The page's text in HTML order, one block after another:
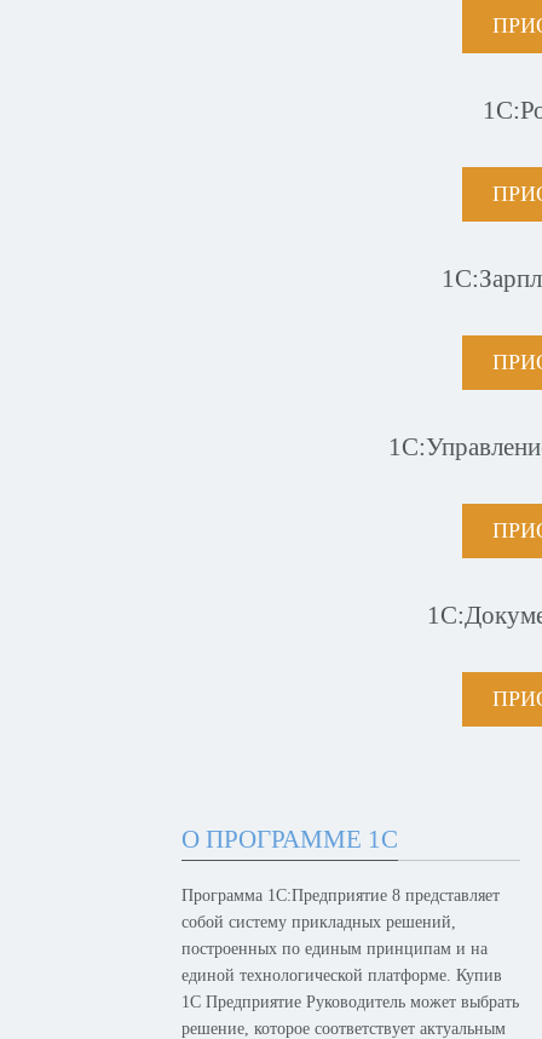
О ПРОГРАММЕ 1С
Программа 1С:Предприятие 8 представляет
собой систему прикладных решений,
построенных по единым принципам и на
единой технологической платформе. Купив
1С Предприятие Руководитель может выбрать
решение, которое соответствует актуальным